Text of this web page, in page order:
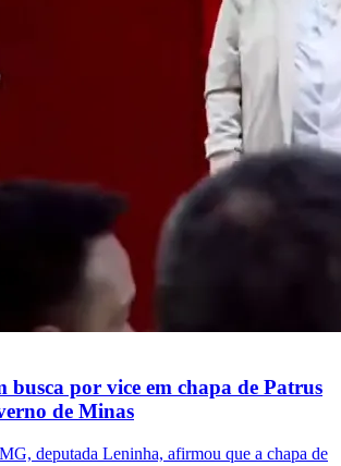
busca por vice em chapa de Patrus
de Minas
deputada Leninha, afirmou que a chapa de